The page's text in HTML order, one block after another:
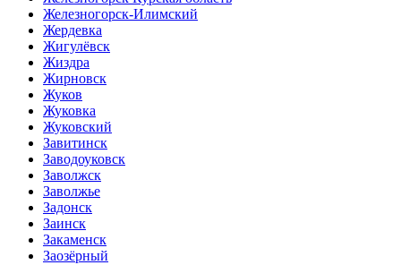
Железногорск-Илимский
Жердевка
Жигулёвск
Жиздра
Жирновск
Жуков
Жуковка
Жуковский
Завитинск
Заводоуковск
Заволжск
Заволжье
Задонск
Заинск
Закаменск
Заозёрный